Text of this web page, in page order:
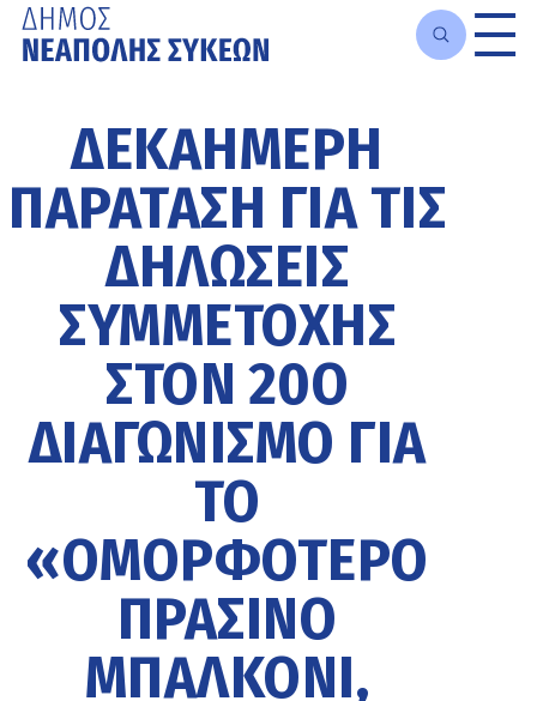
κυρίως
περιεχόμενο
ΔΕΚΑΉΜΕΡΗ
ΠΑΡΆΤΑΣΗ ΓΙΑ ΤΙΣ
ΔΗΛΏΣΕΙΣ
ΣΥΜΜΕΤΟΧΉΣ
ΣΤΟΝ 20Ο
ΔΙΑΓΩΝΙΣΜΌ ΓΙΑ
ΤΟ
«ΟΜΟΡΦΌΤΕΡΟ
ΠΡΆΣΙΝΟ
ΜΠΑΛΚΌΝΙ,